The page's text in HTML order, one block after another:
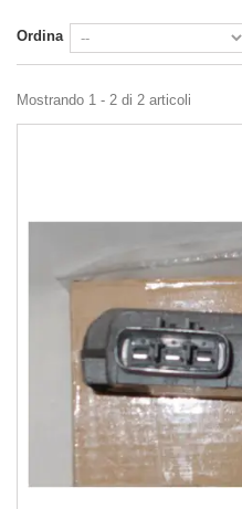
Ordina
Mostrando 1 - 2 di 2 articoli